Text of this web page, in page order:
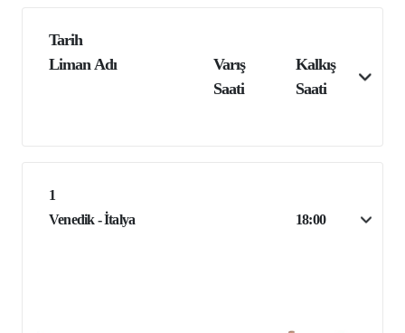
Tarih
Liman Adı
Varış
Saati
Kalkış
Saati
1
Venedik - İtalya
18:00